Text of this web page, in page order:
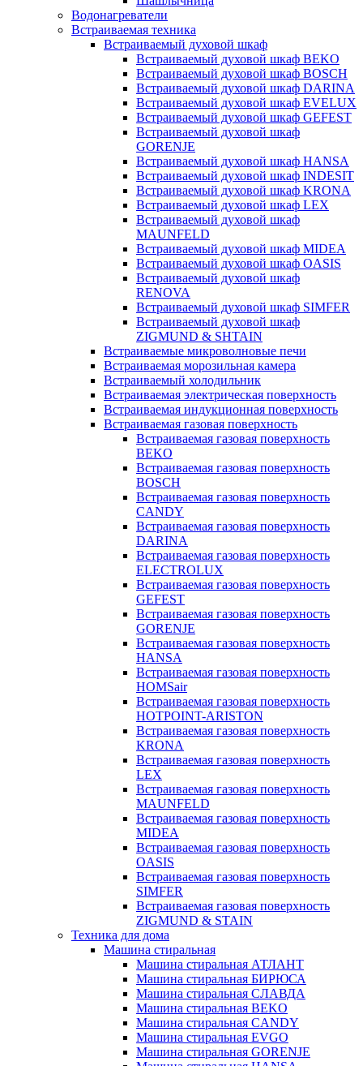
Водонагреватели
Встраиваемая техника
Встраиваемый духовой шкаф
Встраиваемый духовой шкаф BEKO
Встраиваемый духовой шкаф BOSCH
Встраиваемый духовой шкаф DARINA
Встраиваемый духовой шкаф EVELUX
Встраиваемый духовой шкаф GEFEST
Встраиваемый духовой шкаф
GORENJE
Встраиваемый духовой шкаф HANSA
Встраиваемый духовой шкаф INDESIT
Встраиваемый духовой шкаф KRONA
Встраиваемый духовой шкаф LEX
Встраиваемый духовой шкаф
MAUNFELD
Встраиваемый духовой шкаф MIDEA
Встраиваемый духовой шкаф OASIS
Встраиваемый духовой шкаф
RENOVA
Встраиваемый духовой шкаф SIMFER
Встраиваемый духовой шкаф
ZIGMUND & SHTAIN
Встраиваемые микроволновые печи
Встраиваемая морозильная камера
Встраиваемый холодильник
Встраиваемая электрическая поверхность
Встраиваемая индукционная поверхность
Встраиваемая газовая поверхность
Встраиваемая газовая поверхность
BEKO
Встраиваемая газовая поверхность
BOSCH
Встраиваемая газовая поверхность
CANDY
Встраиваемая газовая поверхность
DARINA
Встраиваемая газовая поверхность
ELECTROLUX
Встраиваемая газовая поверхность
GEFEST
Встраиваемая газовая поверхность
GORENJE
Встраиваемая газовая поверхность
HANSA
Встраиваемая газовая поверхность
HOMSair
Встраиваемая газовая поверхность
HOTPOINT-ARISTON
Встраиваемая газовая поверхность
KRONA
Встраиваемая газовая поверхность
LEX
Встраиваемая газовая поверхность
MAUNFELD
Встраиваемая газовая поверхность
MIDEA
Встраиваемая газовая поверхность
OASIS
Встраиваемая газовая поверхность
SIMFER
Встраиваемая газовая поверхность
ZIGMUND & STAIN
Техника для дома
Машина стиральная
Машина стиральная АТЛАНТ
Машина стиральная БИРЮСА
Машина стиральная СЛАВДА
Машина стиральная BEKO
Машина стиральная CANDY
Машина стиральная EVGO
Машина стиральная GORENJE